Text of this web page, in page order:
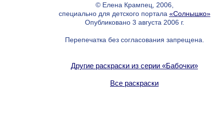
© Елена Крампец, 2006,
специально для детского портала «Солнышко»
Опубликовано 3 августа 2006 г.
Перепечатка без согласования запрещена.
Другие раскраски из серии «Бабочки»
Все раскраски